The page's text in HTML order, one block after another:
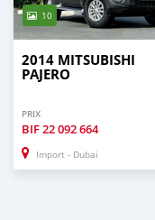
10
2014 MITSUBISHI
PAJERO
PRIX
BIF22 092 664
Import - Dubai